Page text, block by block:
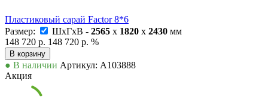
Пластиковый сарай Factor 8*6
Размер:
ШxГxВ - 2565 x 1820 x 2430 мм
148 720 р. 148 720 р. %
В корзину
● В наличии Артикул: А103888
Акция